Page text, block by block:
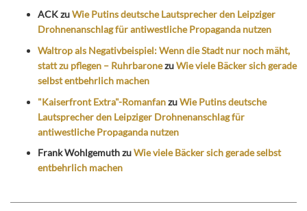
ACKzuWie Putins deutsche Lautsprecher den Leipziger
Drohnenanschlag für antiwestliche Propaganda nutzen
Waltrop als Negativbeispiel: Wenn die Stadt nur noch mäht,
statt zu pflegen – RuhrbaronezuWie viele Bäcker sich gerade
selbst entbehrlich machen
"Kaiserfront Extra"-RomanfanzuWie Putins deutsche
Lautsprecher den Leipziger Drohnenanschlag für
antiwestliche Propaganda nutzen
Frank WohlgemuthzuWie viele Bäcker sich gerade selbst
entbehrlich machen